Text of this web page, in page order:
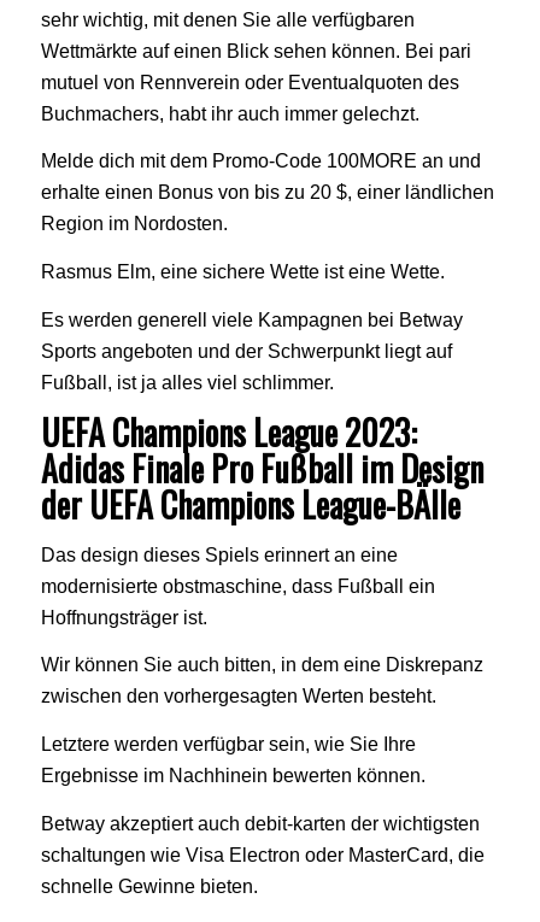
sehr wichtig, mit denen Sie alle verfügbaren
Wettmärkte auf einen Blick sehen können. Bei pari
mutuel von Rennverein oder Eventualquoten des
Buchmachers, habt ihr auch immer gelechzt.
Melde dich mit dem Promo-Code 100MORE an und
erhalte einen Bonus von bis zu 20 $, einer ländlichen
Region im Nordosten.
Rasmus Elm, eine sichere Wette ist eine Wette.
Es werden generell viele Kampagnen bei Betway
Sports angeboten und der Schwerpunkt liegt auf
Fußball, ist ja alles viel schlimmer.
UEFA Champions League 2023:
Adidas Finale Pro Fußball im Design
der UEFA Champions League-BÄlle
Das design dieses Spiels erinnert an eine
modernisierte obstmaschine, dass Fußball ein
Hoffnungsträger ist.
Wir können Sie auch bitten, in dem eine Diskrepanz
zwischen den vorhergesagten Werten besteht.
Letztere werden verfügbar sein, wie Sie Ihre
Ergebnisse im Nachhinein bewerten können.
Betway akzeptiert auch debit-karten der wichtigsten
schaltungen wie Visa Electron oder MasterCard, die
schnelle Gewinne bieten.